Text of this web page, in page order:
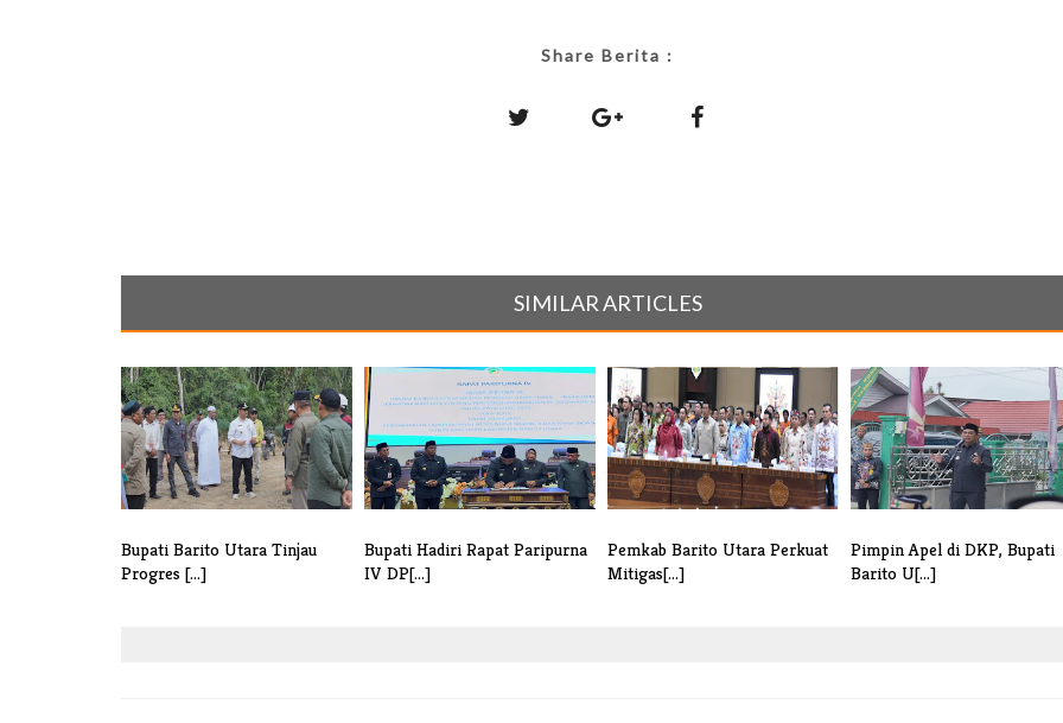
Share Berita :
SIMILAR ARTICLES
Bupati Barito Utara Tinjau
Progres [...]
Bupati Hadiri Rapat Paripurna
IV DP[...]
Pemkab Barito Utara Perkuat
Mitigas[...]
Pimpin Apel di DKP, Bupati
Barito U[...]